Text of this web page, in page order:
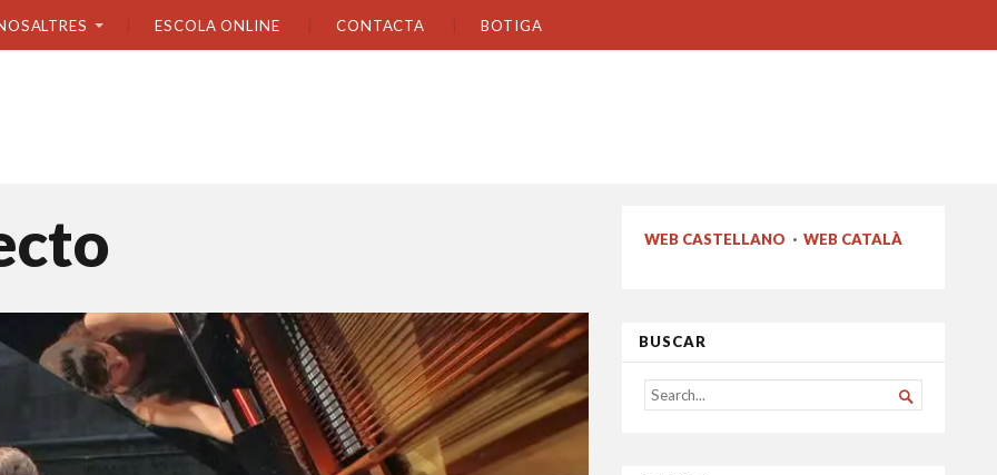
ESCOLA ONLINE CONTACTA BOTIGA
WEB CASTELLANO · WEB CATALÀ
BUSCAR
SEARCH
FOR...
